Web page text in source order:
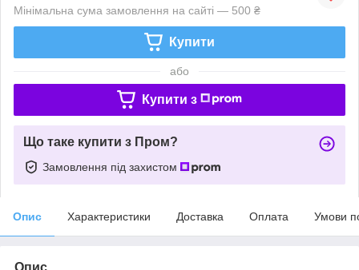
Мінімальна сума замовлення на сайті — 500 ₴
Купити
або
Купити з
Що таке купити з Пром?
Замовлення під захистом
Опис Характеристики Доставка Оплата Умови
Опис